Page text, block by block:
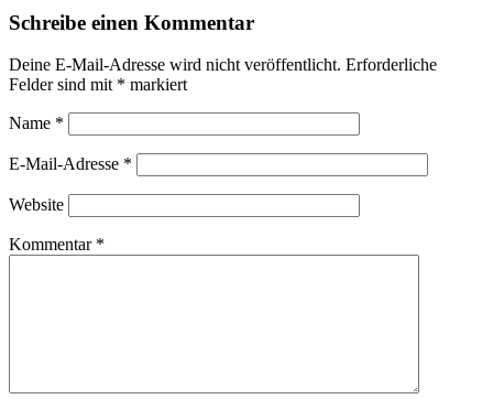
Schreibe einen Kommentar
Deine E-Mail-Adresse wird nicht veröffentlicht. Erforderliche
Felder sind mit * markiert
Name *
E-Mail-Adresse *
Website
Kommentar *